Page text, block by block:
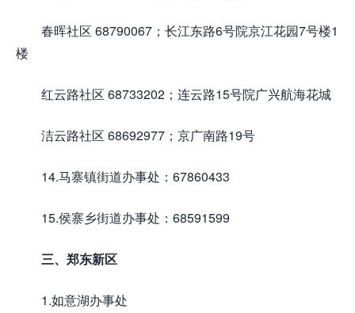
春晖社区 68790067；长江东路6号院京江花园7号楼1
楼
红云路社区 68733202；连云路15号院广兴航海花城
洁云路社区 68692977；京广南路19号
14.马寨镇街道办事处：67860433
15.侯寨乡街道办事处：68591599
三、郑东新区
1.如意湖办事处